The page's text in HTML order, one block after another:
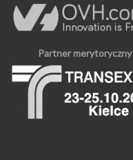
Partner merytoryczny